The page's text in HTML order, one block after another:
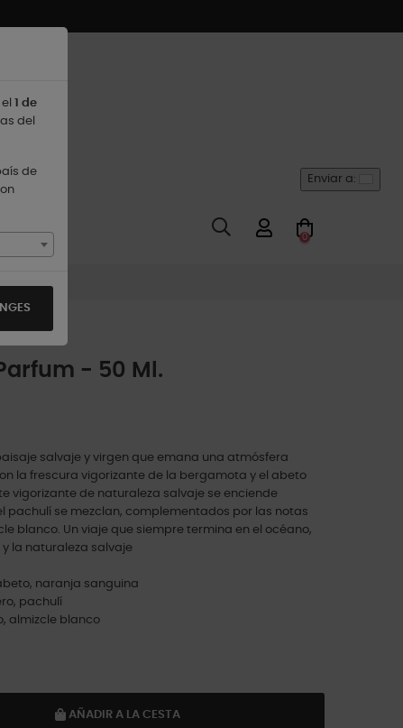
1 de
del
de
Enviar a:
0
- 50 Ml.
salvaje y virgen que emana una atmósfera
la frescura vigorizante de la bergamota y el abeto
vigorizante de naturaleza salvaje se enciende
pachulí se mezclan, complementados por las notas
blanco. Un viaje que siempre termina en el océano,
la naturaleza salvaje
naranja sanguina
pachulí
almizcle blanco
AÑADIR A LA CESTA